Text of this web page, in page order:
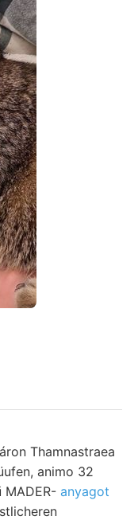
Thamnastraea
animo 32
anyagot